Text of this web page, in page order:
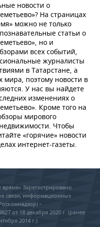
новости о
На страницах
можно не только
статьи о
но и
всех событий,
журналисты
в Татарстане, а
мира, поэтому новости в
У нас вы найдете
изменениях о
Кроме того на
мирового
Чтобы
«горячие» новости
интернет-газеты.
Зарегистрировано
связи, информационных
–
от 18 декабря 2020 г. (ранее
2014 г.)